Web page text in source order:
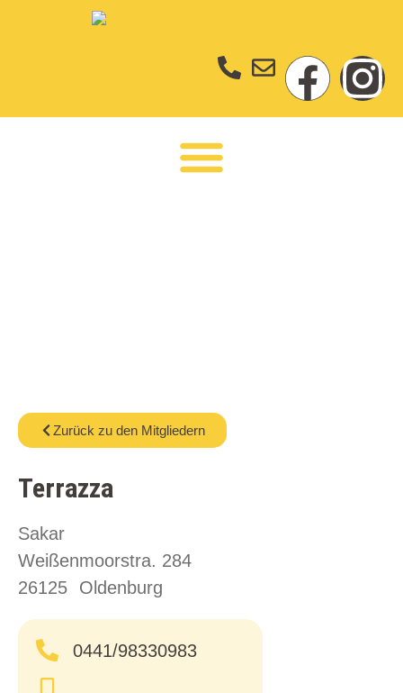
Zurück zu den Mitgliedern
Terrazza
Sakar
Weißenmoorstra. 284
26125
Oldenburg
0441/98330983